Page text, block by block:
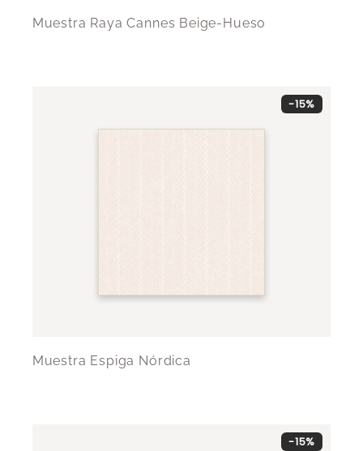
Muestra Raya Cannes Beige-Hueso
Muestra Espiga Nórdica
-15%
-15%